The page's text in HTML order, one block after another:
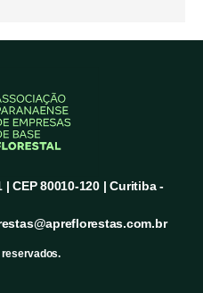
| CEP 80010-120 | Curitiba -